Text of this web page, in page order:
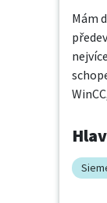
Mám